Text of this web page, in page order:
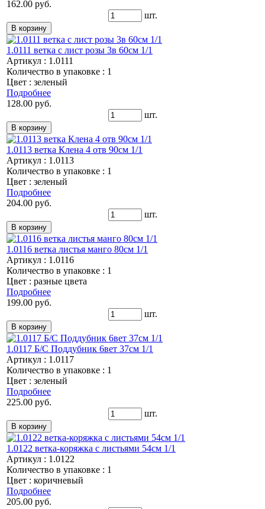
162.00 руб.
шт.
1.0111 ветка с лист розы 3в 60см 1/1
Артикул : 1.0111
Количество в упаковке : 1
Цвет : зеленый
Подробнее
128.00 руб.
шт.
1.0113 ветка Клена 4 отв 90см 1/1
Артикул : 1.0113
Количество в упаковке : 1
Цвет : зеленый
Подробнее
204.00 руб.
шт.
1.0116 ветка листья манго 80см 1/1
Артикул : 1.0116
Количество в упаковке : 1
Цвет : разные цвета
Подробнее
199.00 руб.
шт.
1.0117 Б/С Поддубник 6вет 37см 1/1
Артикул : 1.0117
Количество в упаковке : 1
Цвет : зеленый
Подробнее
225.00 руб.
шт.
1.0122 ветка-коряжка с листьями 54см 1/1
Артикул : 1.0122
Количество в упаковке : 1
Цвет : коричневый
Подробнее
205.00 руб.